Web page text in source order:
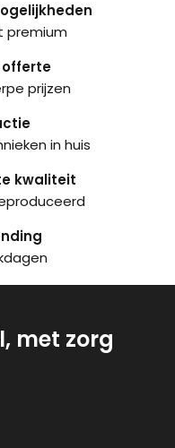
premium
offerte
prijzen
in huis
kwaliteit
met zorg